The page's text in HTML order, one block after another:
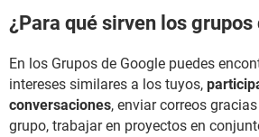
¿Para qué sirven los grupos
En los Grupos de Google puedes
intereses similares a los tuyos,
conversaciones, enviar correos
grupo, trabajar en proyectos en